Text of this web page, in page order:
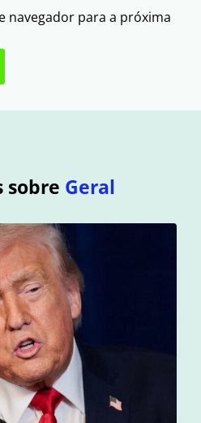
navegador para a próxima
sobre Geral